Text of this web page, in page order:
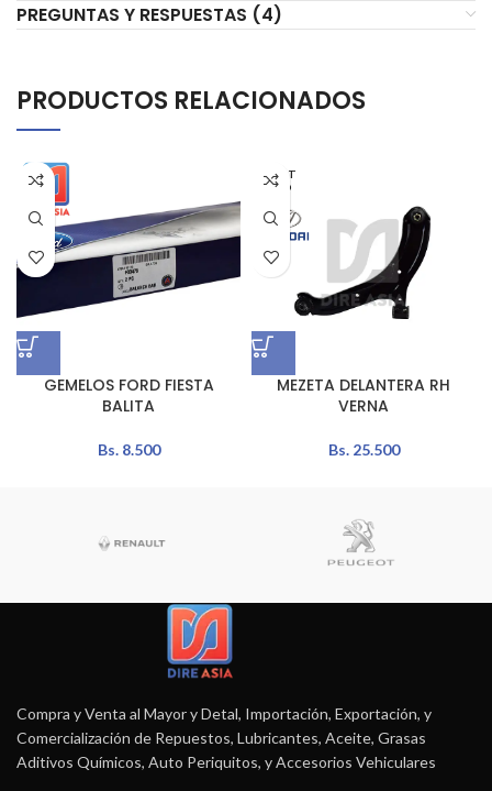
PREGUNTAS Y RESPUESTAS (4)
PRODUCTOS RELACIONADOS
GEMELOS FORD FIESTA
BALITA
Bs.8.500
AGOT
ADO
MEZETA DELANTERA RH
VERNA
Bs.25.500
Compra y Venta al Mayor y Detal, Importación, Exportación, y
Comercialización de Repuestos, Lubricantes, Aceite, Grasas
Aditivos Químicos, Auto Periquitos, y Accesorios Vehiculares